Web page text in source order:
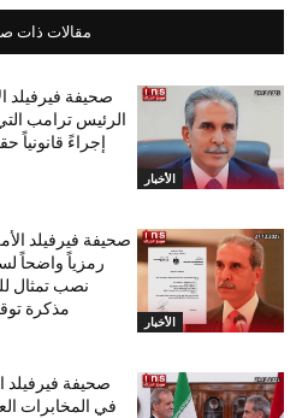
مقالات ذات
الأخبار
صحيفة فيرفيلد
الرئيس ترامب
إجراءً قانونياً
الأخبار
صحيفة فيرفيلد
رمزياً واضحاً
نصب تمثال
مذكرة
صحيفة فيرفيلد
في المخابرات